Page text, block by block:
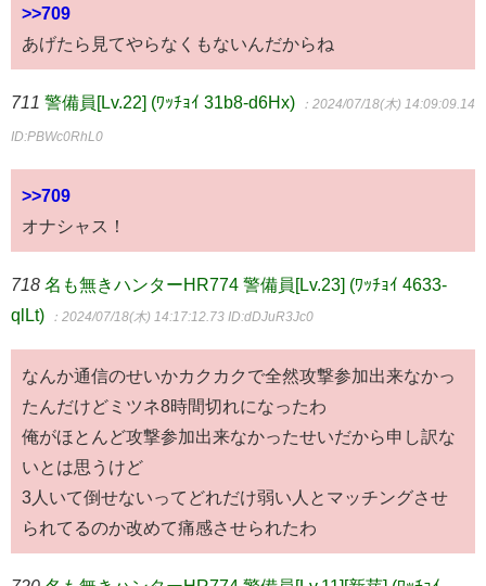
>>709
あげたら見てやらなくもないんだからね
711 警備員[Lv.22] (ﾜｯﾁｮｲ 31b8-d6Hx) ：2024/07/18(木) 14:09:09.14
ID:PBWc0RhL0
>>709
オナシャス！
718 名も無きハンターHR774 警備員[Lv.23] (ﾜｯﾁｮｲ 4633-
qlLt)
：2024/07/18(木) 14:17:12.73 ID:dDJuR3Jc0
なんか通信のせいかカクカクで全然攻撃参加出来なかっ
たんだけどミツネ8時間切れになったわ
俺がほとんど攻撃参加出来なかったせいだから申し訳な
いとは思うけど
3人いて倒せないってどれだけ弱い人とマッチングさせ
られてるのか改めて痛感させられたわ